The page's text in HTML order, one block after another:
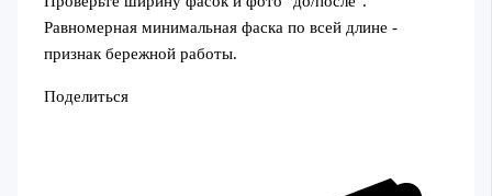
Равномерная минимальная фаска по всей длине -
признак бережной работы.
Поделиться